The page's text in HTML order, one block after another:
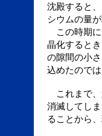
沈殿すると
シウムの量
この時期に
晶化すると
の隙間の小
込めたので
これまで、
消滅してし
ることから